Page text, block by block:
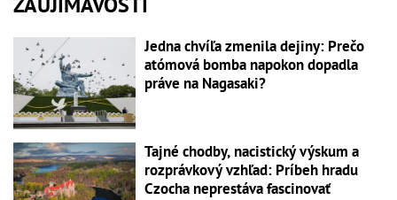
Jedna chvíľa zmenila dejiny: Prečo
atómová bomba napokon dopadla
práve na Nagasaki?
Tajné chodby, nacistický výskum a
rozprávkový vzhľad: Príbeh hradu
Czocha neprestáva fascinovať